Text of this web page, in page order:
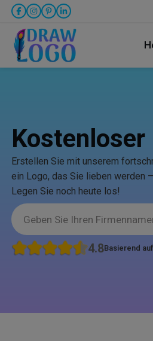
Erstellen Sie mit unserem
ein Logo, das Sie lieben werden
Legen Sie noch heute los!
4.8Basierend